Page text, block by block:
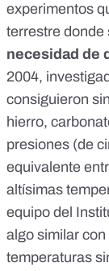
experimentos
terrestre donde
necesidad de
2004,
consiguieron
hierro,
presiones (de
equivalente
altísimas
equipo del
algo similar
temperaturas